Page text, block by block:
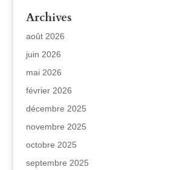
Archives
août 2026
juin 2026
mai 2026
février 2026
décembre 2025
novembre 2025
octobre 2025
septembre 2025